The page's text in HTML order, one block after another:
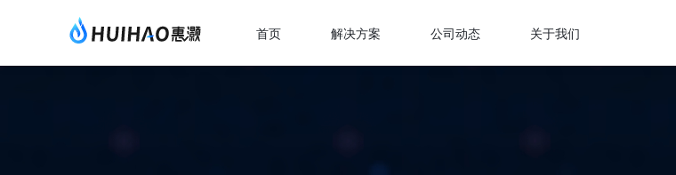
首页 解决方案 公司动态 关于我们